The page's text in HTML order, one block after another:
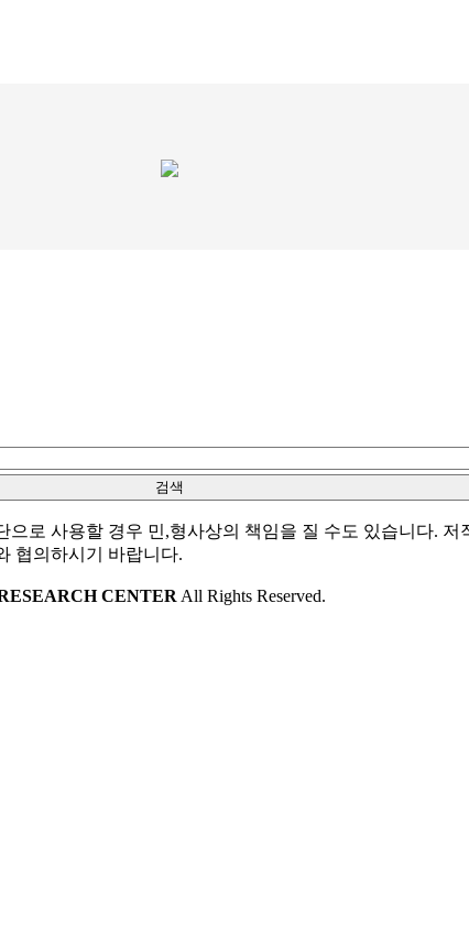
으로 사용할 경우 민,형사상의 책임을 질 수도 있습니다. 저
협의하시기 바랍니다.
CENTER All Rights Reserved.